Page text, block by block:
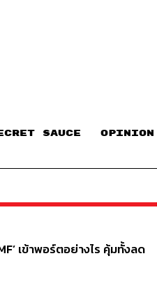
SAUCE​ OPINION
เข้าพอร์ตอย่างไร คุ้มทั้งลด